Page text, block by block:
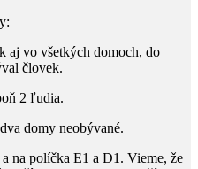
aj vo všetkých domoch, do
človek.
2 ​ ľudia.
domy neobývané.
na políčka E1 a D1. Vieme, že